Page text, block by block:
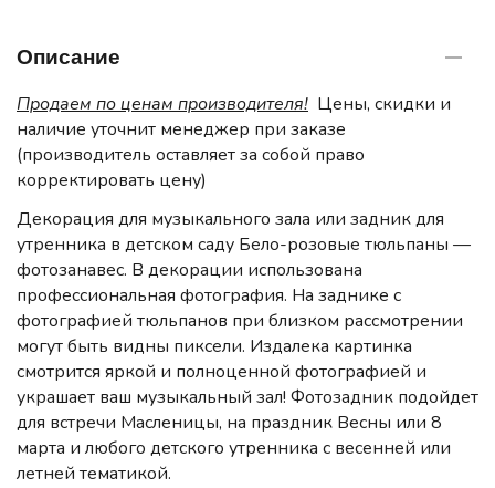
Описание
Продаем по ценам производителя! Цены, скидки и
наличие уточнит менеджер при заказе
(производитель оставляет за собой право
корректировать цену)
Декорация для музыкального зала или задник для
утренника в детском саду Бело-розовые тюльпаны —
фотозанавес. В декорации использована
профессиональная фотография. На заднике с
фотографией тюльпанов при близком рассмотрении
могут быть видны пиксели. Издалека картинка
смотрится яркой и полноценной фотографией и
украшает ваш музыкальный зал! Фотозадник подойдет
для встречи Масленицы, на праздник Весны или 8
марта и любого детского утренника с весенней или
летней тематикой.